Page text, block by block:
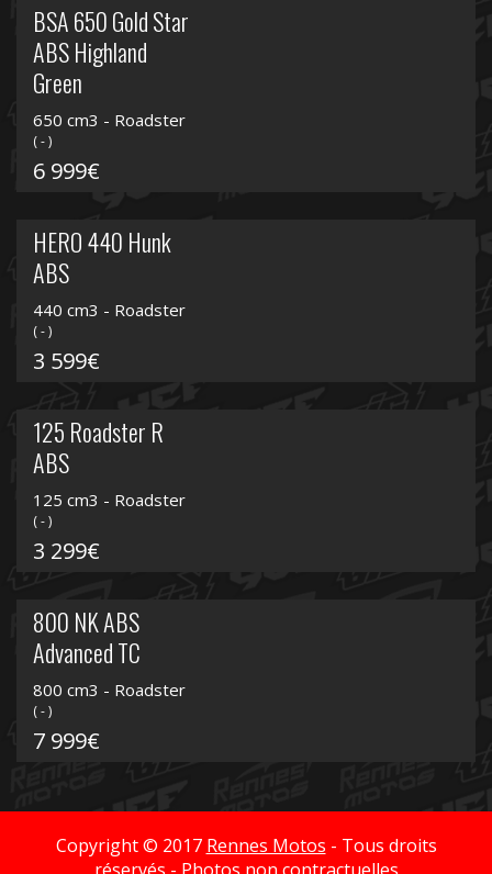
BSA 650 Gold Star
ABS Highland
Green
650 cm3 - Roadster
( - )
6 999€
HERO 440 Hunk
ABS
440 cm3 - Roadster
( - )
3 599€
125 Roadster R
ABS
125 cm3 - Roadster
( - )
3 299€
800 NK ABS
Advanced TC
800 cm3 - Roadster
( - )
7 999€
Copyright © 2017 Rennes Motos - Tous droits